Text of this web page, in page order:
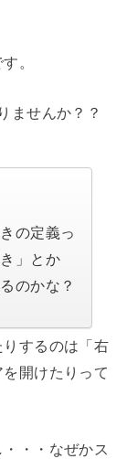
。
ませんか？？
の定義っ
」とか
のかな？
するのは「右
開けたりって
・・なぜかス